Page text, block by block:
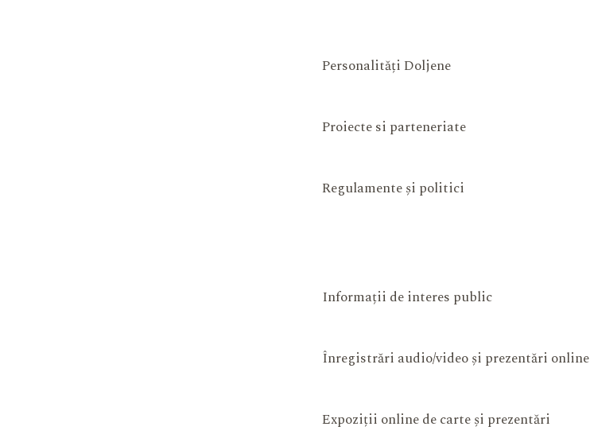
Personalități Doljene
Proiecte si parteneriate
Regulamente și politici
Informații de interes public
Înregistrări audio/video și prezentări online
Expoziții online de carte și prezentări